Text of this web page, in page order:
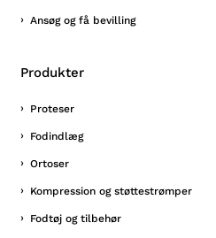
Ansøg og få bevilling
Produkter
Proteser
Fodindlæg
Ortoser
Kompression og støttestrømper
Fodtøj og tilbehør